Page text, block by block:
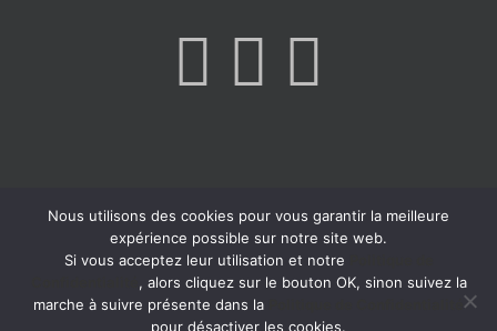
Nous utilisons des cookies pour vous garantir la meilleure
expérience possible sur notre site web.
Si vous acceptez leur utilisation et notre
, alors cliquez sur le bouton OK, sinon suivez la
marche à suivre présente dans la
pour désactiver les cookies.